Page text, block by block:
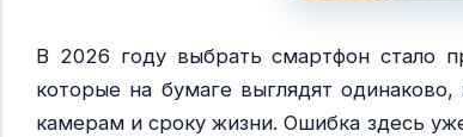
В 2026 году выбрать смартфон стало
которые на бумаге выглядят
камерам и сроку жизни. Ошибка здесь